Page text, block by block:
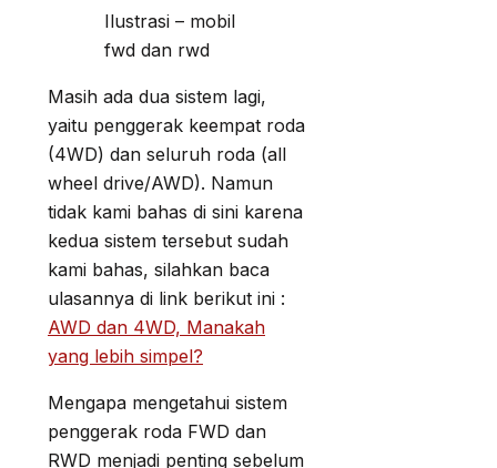
Ilustrasi – mobil
fwd dan rwd
Masih ada dua sistem lagi,
yaitu penggerak keempat roda
(4WD) dan seluruh roda (all
wheel drive/AWD). Namun
tidak kami bahas di sini karena
kedua sistem tersebut sudah
kami bahas, silahkan baca
ulasannya di link berikut ini :
AWD dan 4WD, Manakah
yang lebih simpel?
Mengapa mengetahui sistem
penggerak roda FWD dan
RWD menjadi penting sebelum